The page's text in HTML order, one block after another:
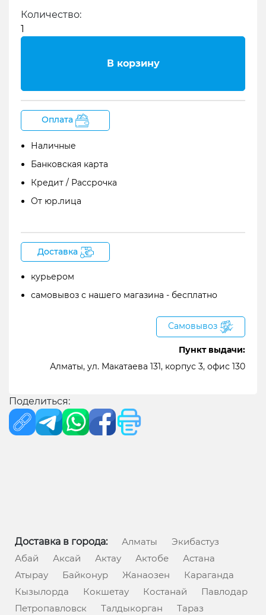
Микрофонный капсюль Zoom SSH-6
подходит для рекордеров Zoom H6 и Zoom H5.
Количество:
В корзину
Оплата
Наличные
Банковская карта
Кредит / Рассрочка
От юр.лица
Доставка
курьером
самовывоз с нашего магазина - бесплатно
Самовывоз
Пункт выдачи:
Алматы, ул. Макатаева 131, корпус 3, офис 130
Поделиться:
Доставка в города: Алматы
Экибастуз
Абай
Аксай Актау Актобе
Астана
Атырау
Байконур Жанаозен
Караганда
Кызылорда
Кокшетау Костанай
Павлодар
Петропавловск
Талдыкорган
Тараз